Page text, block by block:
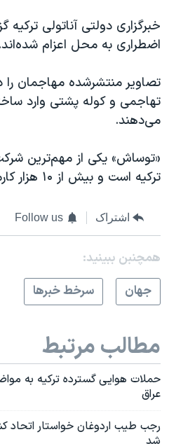
خبرگزاری دولتی آناتولی
اضطراری به محل اعزام شده‌اند.
تصاویر منتشر‌شده مهاجمان
تهاجمی و کوله پشتی وارد
می‌دهند.
«توساش» یکی از مهم‌ترین
ترکیه است و بیش از ۱۰ هزار کارمند دارد.
اشتراک Follow us
همچنبن ببینید:
جهان
سرخط خبرها
مطالب مرتبط
حملات هوایی گسترده ترکیه به
عراق
رجب طیب اردوغان خواستار اتحاد
شد